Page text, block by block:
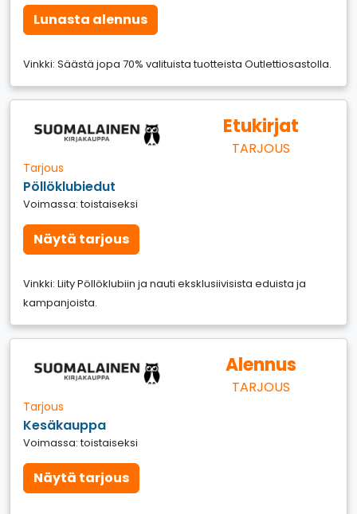
Lunasta alennus
Vinkki: Säästä jopa 70% valituista tuotteista Outlettiosastolla.
Etukirjat
TARJOUS
Tarjous
Pöllöklubiedut
Voimassa: toistaiseksi
Näytä tarjous
Vinkki: Liity Pöllöklubiin ja nauti eksklusiivisista eduista ja
kampanjoista.
Alennus
TARJOUS
Tarjous
Kesäkauppa
Voimassa: toistaiseksi
Näytä tarjous